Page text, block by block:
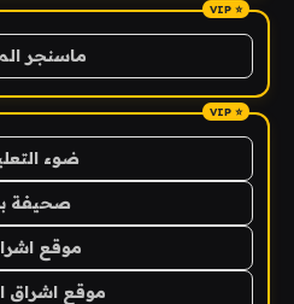
ماسنجر
ضوء
صحيفة
موقع
موقع اشراق